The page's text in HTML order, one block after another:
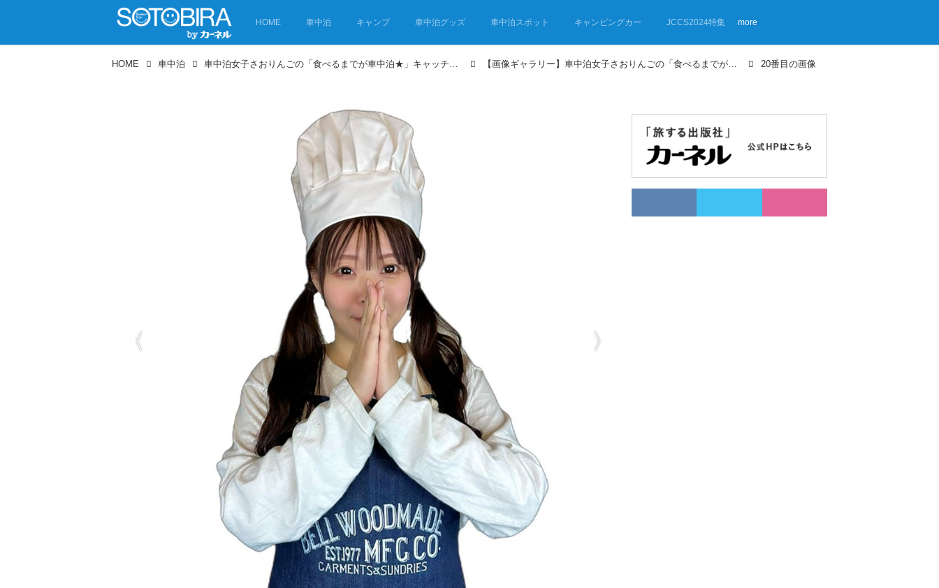
HOME 車中泊 キャンプ 車中泊グッズ 車中泊スポット キャンピングカー JCCS2024特集 more
HOME 車中泊 車中泊女子さおりんごの「食べるまでが車中泊★」キャッチ＆スリープ② 北茨城でタチウオ釣り 【画像ギャラリー】車中泊女子さおりんごの「食べるまでが車中泊★」キャッチ＆スリープ② 北茨城でタチウオ釣り 20番目の画像